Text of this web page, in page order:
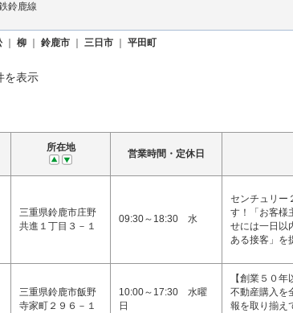
鈴鹿線
｜ 柳 ｜ 鈴鹿市 ｜ 三日市 ｜ 平田町
を表示
所在地
営業時間・定休日
三重県鈴鹿市庄野
共進１丁目３－１
09:30～18:30 水
センチュリー
す！「お客様
せには一日以
ある接客」を
三重県鈴鹿市飯野
寺家町２９６－１
10:00～17:30 水曜
日
【創業５０
不動産購入を
報を取り揃え